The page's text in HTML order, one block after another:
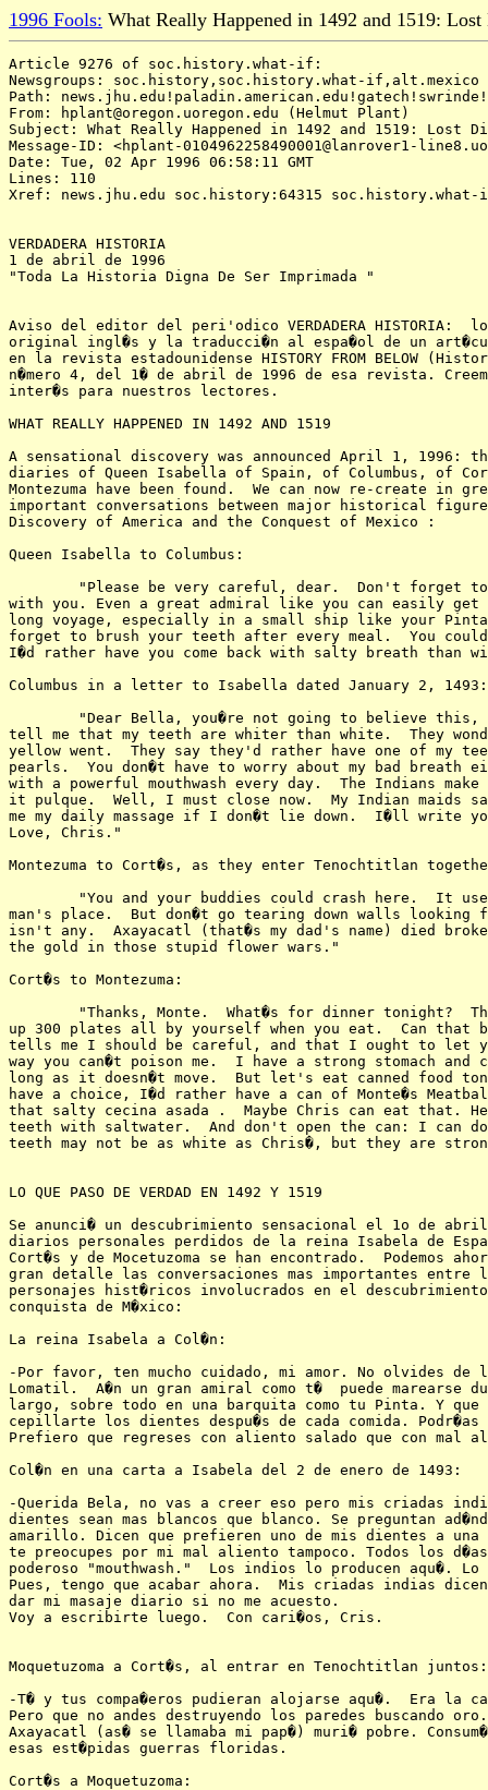
1996 Fools: What Really Happened in 1492 and 1519:
Article 9276 of soc.history.what-if:
Newsgroups: soc.history,soc.history.what-if,alt.mexico
Path:
From: hplant@oregon.uoregon.edu (Helmut Plant)
Subject: What Really Happened in 1492 and 1519: Lost
Message-ID: <hplant-0104962258490001@lanrover1-
Date: Tue, 02 Apr 1996 06:58:11 GMT
Lines: 110
Xref: news.jhu.edu soc.history:64315 soc.history.what-
VERDADERA HISTORIA
1 de abril de 1996
"Toda La Historia Digna De Ser Imprimada "
Aviso del editor del peri'odico VERDADERA HISTORIA:
original ingl�s y la traducci�n al espa�ol de un
en la revista estadounidense HISTORY FROM BELOW
n�mero 4, del 1� de abril de 1996 de esa revista.
inter�s para nuestros lectores.
WHAT REALLY HAPPENED IN 1492 AND 1519
A sensational discovery was announced April 1, 1996:
diaries of Queen Isabella of Spain, of Columbus, of
Montezuma have been found.  We can now re-create in
important conversations between major historical
Discovery of America and the Conquest of Mexico :
Queen Isabella to Columbus:
"Please be very careful, dear.  Don't forget
with you. Even a great admiral like you can easily get
long voyage, especially in a small ship like your
forget to brush your teeth after every meal.  You
I�d rather have you come back with salty breath than
Columbus in a letter to Isabella dated January 2, 1493:
"Dear Bella, you�re not going to believe this,
tell me that my teeth are whiter than white.  They
yellow went.  They say they'd rather have one of my
pearls.  You don�t have to worry about my bad breath
with a powerful mouthwash every day.  The Indians
it pulque.  Well, I must close now.  My Indian maids
me my daily massage if I don�t lie down.  I�ll write
Love, Chris."
Montezuma to Cort�s, as they enter Tenochtitlan
"You and your buddies could crash here.  It
man's place.  But don�t go tearing down walls looking
isn't any.  Axayacatl (that�s my dad's name) died
the gold in those stupid flower wars."
Cort�s to Montezuma:
"Thanks, Monte.  What�s for dinner tonight?
up 300 plates all by yourself when you eat.  Can that
tells me I should be careful, and that I ought to let
way you can�t poison me.  I have a strong stomach and
long as it doesn�t move.  But let's eat canned food
have a choice, I�d rather have a can of Monte�s
that salty cecina asada .  Maybe Chris can eat that.
teeth with saltwater.  And don't open the can: I can
teeth may not be as white as Chris�, but they
LO QUE PASO DE VERDAD EN 1492 Y 1519
Se anunci� un descubrimiento sensacional el 1o de
diarios personales perdidos de la reina Isabela de
Cort�s y de Mocetuzoma se han encontrado.  Podemos
gran detalle las conversaciones mas importantes entre
personajes hist�ricos involucrados en el
conquista de M�xico:
La reina Isabela a Col�n:
-Por favor, ten mucho cuidado, mi amor. No olvides
Lomatil.  A�n un gran amiral como t�  puede marearse
largo, sobre todo en una barquita como tu Pinta. Y que
cepillarte los dientes despu�s de cada comida. Podr�as
Prefiero que regreses con aliento salado que con mal
Col�n en una carta a Isabela del 2 de enero de 1493:
-Querida Bela, no vas a creer eso pero mis criadas
dientes sean mas blancos que blanco. Se preguntan
amarillo. Dicen que prefieren uno de mis dientes a
te preocupes por mi mal aliento tampoco. Todos los
poderoso "mouthwash."  Los indios lo producen aqu�.
Pues, tengo que acabar ahora.  Mis criadas indias dicen
dar mi masaje diario si no me acuesto.
Voy a escribirte luego.  Con cari�os, Cris.
Moquetuzoma a Cort�s, al entrar en Tenochtitlan juntos:
-T� y tus compa�eros pudieran alojarse aqu�.  Era la
Pero que no andes destruyendo los paredes buscando
Axayacatl (as� se llamaba mi pap�) muri� pobre.
esas est�pidas guerras floridas.
Cort�s a Moquetuzoma: